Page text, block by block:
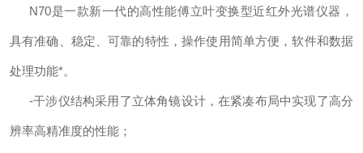
N70是一款新一代的高性能傅立叶变换型近红外光谱仪器，
具有准确、稳定、可靠的特性，操作使用简单方便，软件和数据
处理功能*。
-干涉仪结构采用了立体角镜设计，在紧凑布局中实现了高分
辨率高精准度的性能；